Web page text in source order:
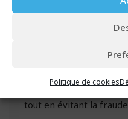
Politique de cookies
achats ou la
transactions, il est
numérique soit
et d’éviter l’usurpation
d’identification plus
tout en évitant la